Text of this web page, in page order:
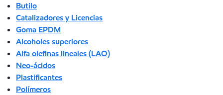
Butilo
Catalizadores y Licencias
Goma EPDM
Alcoholes superiores
Alfa olefinas lineales (LAO)
Neo-ácidos
Plastificantes
Polímeros